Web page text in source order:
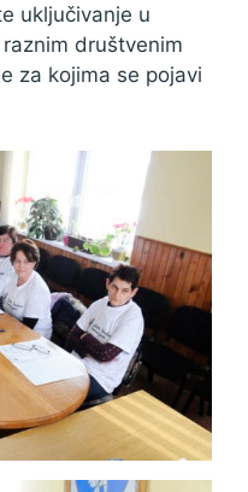
uključivanje u
društvenim
za kojima se pojavi